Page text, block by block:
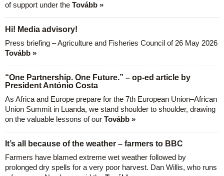
of support under the Tovább »
Hi! Media advisory!
Press briefing – Agriculture and Fisheries Council of 26 May 2026
Tovább »
“One Partnership. One Future.” – op-ed article by
President António Costa
As Africa and Europe prepare for the 7th European Union–African
Union Summit in Luanda, we stand shoulder to shoulder, drawing
on the valuable lessons of our Tovább »
It’s all because of the weather – farmers to BBC
Farmers have blamed extreme wet weather followed by
prolonged dry spells for a very poor harvest. Dan Willis, who runs